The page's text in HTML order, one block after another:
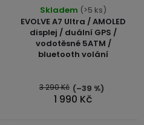
EVOLVE A7 Ultra / AMOLED
displej / duální GPS /
vodotěsné 5ATM /
bluetooth volání
hodnocení
produktu
je
5,0
5
hvězdiček.
Skladem (>5 ks)
1 990 Kč
3 290 Kč (–39 %)